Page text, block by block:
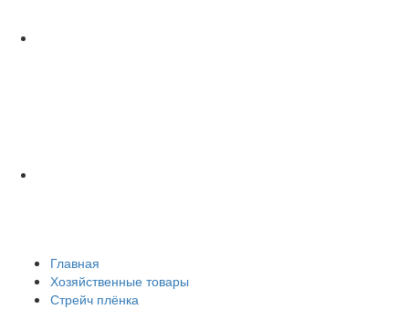
Главная
Хозяйственные товары
Стрейч плёнка